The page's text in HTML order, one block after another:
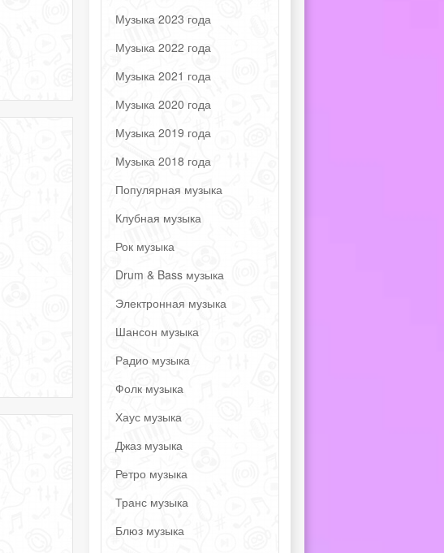
Музыка 2023 года
Музыка 2022 года
Музыка 2021 года
Музыка 2020 года
Музыка 2019 года
Музыка 2018 года
Популярная музыка
Клубная музыка
Рок музыка
Drum & Bass музыка
Электронная музыка
Шансон музыка
Радио музыка
Фолк музыка
Хаус музыка
Джаз музыка
Ретро музыка
Транс музыка
Блюз музыка